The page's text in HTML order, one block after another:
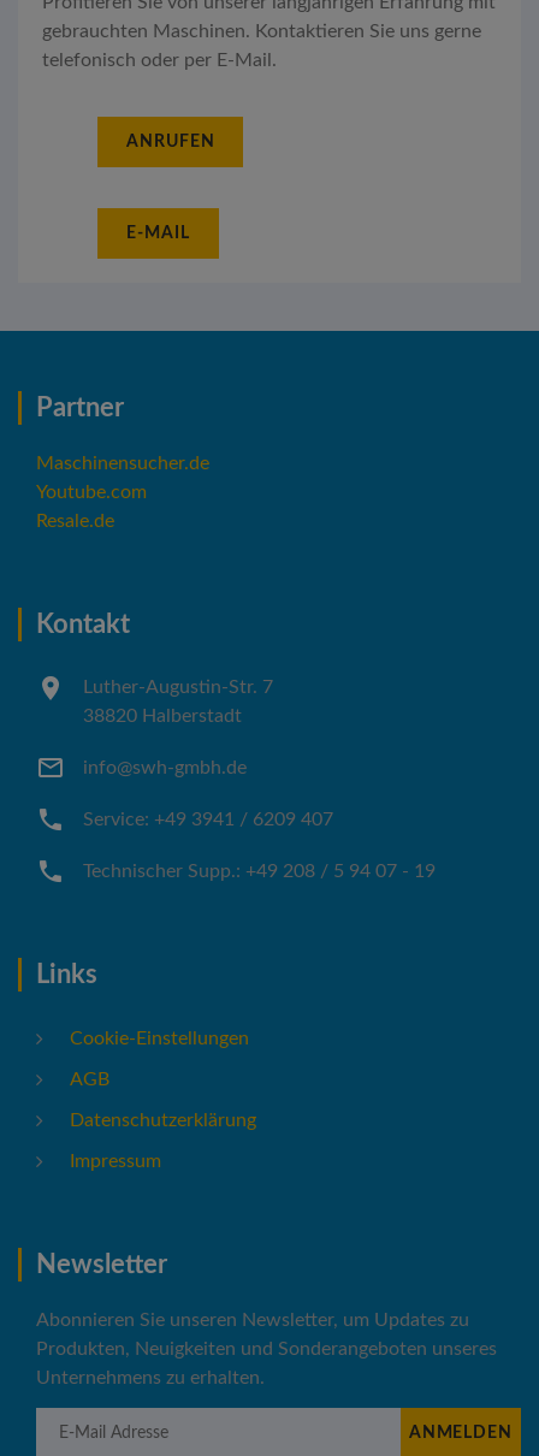
gebrauchten Maschinen. Kontaktieren Sie uns gerne
telefonisch oder per E-Mail.
ANRUFEN
E-MAIL
Partner
Maschinensucher.de
Youtube.com
Resale.de
Kontakt
Luther-Augustin-Str. 7
38820 Halberstadt
info@swh-gmbh.de
Service: +49 3941 / 6209 407
Technischer Supp.: +49 208 / 5 94 07 - 19
Links
Cookie-Einstellungen
AGB
Datenschutzerklärung
Impressum
Newsletter
Abonnieren Sie unseren Newsletter, um Updates zu
Produkten, Neuigkeiten und Sonderangeboten unseres
Unternehmens zu erhalten.
E-Mail Adresse ANMELDEN